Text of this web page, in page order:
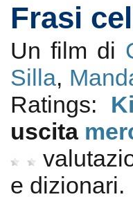
Frasi
Un film di
Silla,
Ratings:
uscita
e dizionari.